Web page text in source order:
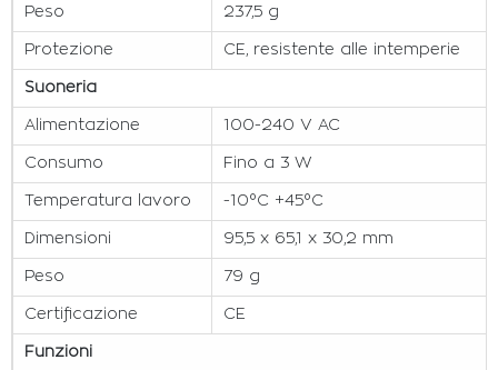
Peso 237,5 g
Protezione CE, resistente alle intemperie
Suoneria
Alimentazione 100-240 V AC
Consumo Fino a 3 W
Temperatura lavoro -10°C +45°C
Dimensioni 95,5 x 65,1 x 30,2 mm
Peso 79 g
Certificazione CE
Funzioni